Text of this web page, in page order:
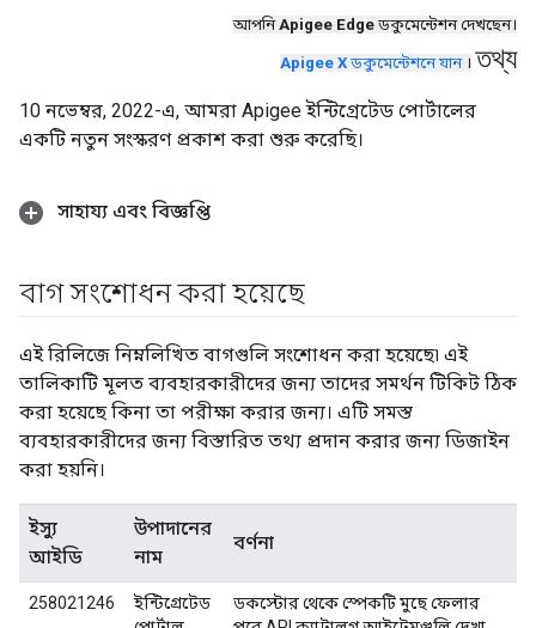
আপনিApigee Edge ডকুমেন্টেশন দেখছেন।
Apigee X ডকুমেন্টেশনে যান। তথ্য
10 নভেম্বর, 2022-এ, আমরা Apigee ইন্টিগ্রেটেড পোর্টালের
একটি নতুন সংস্করণ প্রকাশ করা শুরু করেছি।
সাহায্য এবং বিজ্ঞপ্তি
বাগ সংশোধন করা হয়েছে
এই রিলিজে নিম্নলিখিত বাগগুলি সংশোধন করা হয়েছে৷ এই
তালিকাটি মূলত ব্যবহারকারীদের জন্য তাদের সমর্থন টিকিট ঠিক
করা হয়েছে কিনা তা পরীক্ষা করার জন্য। এটি সমস্ত
ব্যবহারকারীদের জন্য বিস্তারিত তথ্য প্রদান করার জন্য ডিজাইন
করা হয়নি।
ইস্যু
আইডি
উপাদানের
নাম
বর্ণনা
258021246
ইন্টিগ্রেটেড
ডকস্টোর থেকে স্পেকটি মুছে ফেলার